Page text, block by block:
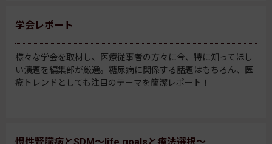
学会レポート
様々な学会を取材し、医療従事者の方々に今、特に知ってほし
い演題を編集部が厳選。糖尿病に関係する話題はもちろん、医
療トレンドとしても注目のテーマを簡潔レポート！
慢性腎臓病とSDM～life goalsと療法選択～